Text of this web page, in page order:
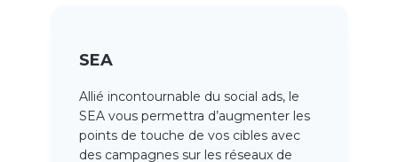
SEA
Allié incontournable du social ads, le
SEA vous permettra d’augmenter les
points de touche de vos cibles avec
des campagnes sur les réseaux de